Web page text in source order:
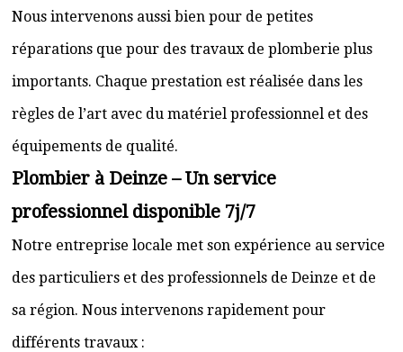
Nous intervenons aussi bien pour de petites
réparations que pour des travaux de plomberie plus
importants. Chaque prestation est réalisée dans les
règles de l’art avec du matériel professionnel et des
équipements de qualité.
Plombier à Deinze – Un service
professionnel disponible 7j/7
Notre entreprise locale met son expérience au service
des particuliers et des professionnels de Deinze et de
sa région. Nous intervenons rapidement pour
différents travaux :